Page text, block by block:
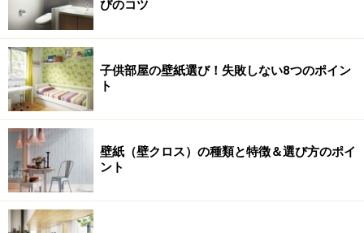
びのコツ
子供部屋の壁紙選び！失敗しない8つのポイン
ト
壁紙（壁クロス）の種類と特徴＆選び方のポイ
ント